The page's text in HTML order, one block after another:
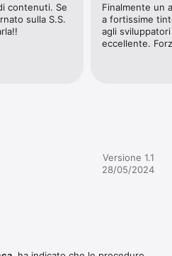
contenuti. Se
sulla S.S.
Finalmente un
a fortissime
agli
eccellente.
Versione 1.1
28/05/2024